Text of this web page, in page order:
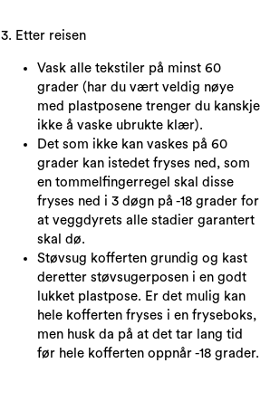
3. Etter reisen
Vask alle tekstiler på minst 60
grader (har du vært veldig nøye
med plastposene trenger du kanskje
ikke å vaske ubrukte klær).
Det som ikke kan vaskes på 60
grader kan istedet fryses ned, som
en tommelfingerregel skal disse
fryses ned i 3 døgn på -18 grader for
at veggdyrets alle stadier garantert
skal dø.
Støvsug kofferten grundig og kast
deretter støvsugerposen i en godt
lukket plastpose. Er det mulig kan
hele kofferten fryses i en fryseboks,
men husk da på at det tar lang tid
før hele kofferten oppnår -18 grader.